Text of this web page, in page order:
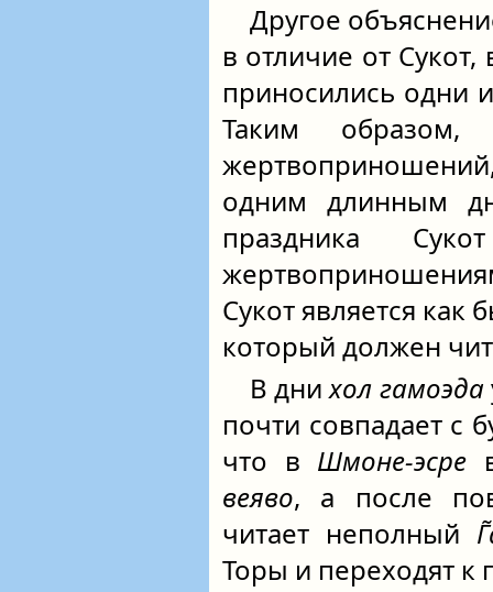
Другое
в отличие от
приносились одни
Таким
одним длинным
праздника
Сукот является
который должен
В днихол гамоэда
почти совпадает с
что в Шмоне-эсре
веяво, а после
читает неполный
Торы и переходят